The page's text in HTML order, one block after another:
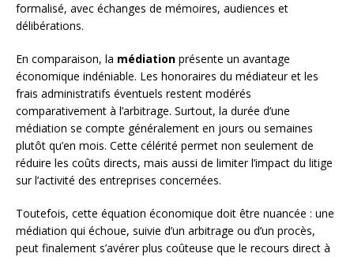
formalisé, avec échanges de mémoires, audiences et
délibérations.
En comparaison, la médiation présente un avantage
économique indéniable. Les honoraires du médiateur et les
frais administratifs éventuels restent modérés
comparativement à l’arbitrage. Surtout, la durée d’une
médiation se compte généralement en jours ou semaines
plutôt qu’en mois. Cette célérité permet non seulement de
réduire les coûts directs, mais aussi de limiter l’impact du litige
sur l’activité des entreprises concernées.
Toutefois, cette équation économique doit être nuancée : une
médiation qui échoue, suivie d’un arbitrage ou d’un procès,
peut finalement s’avérer plus coûteuse que le recours direct à